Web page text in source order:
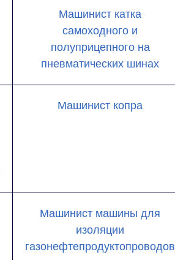
Машинист катка
самоходного и
полуприцепного на
пневматических шинах
Машинист копра
Машинист машины для
изоляции
газонефтепродуктопроводов